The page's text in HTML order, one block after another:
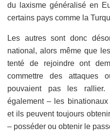
du laxisme généralisé en
certains pays comme la
Les autres sont donc
national, alors même que
tenté de rejoindre ont
commettre des attaques
pouvaient pas les
également – les
et ils peuvent toujours
– posséder ou obtenir le